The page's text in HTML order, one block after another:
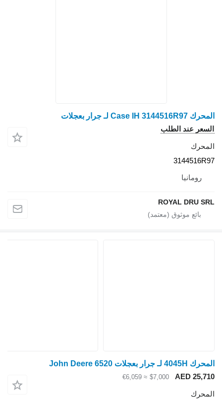
المحرك Case IH 3144516R97 لـ جرار بعجلات
السعر عند الطلب
المحرك
3144516R97
رومانيا
ROYAL DRU SRL
المحرك 4045H لـ جرار بعجلات John Deere 6520
AED 25,710
$7,000
≈ €6,059
المحرك